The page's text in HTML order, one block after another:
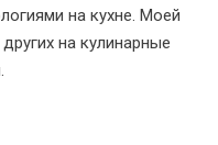
на кухне. Моей
на кулинарные